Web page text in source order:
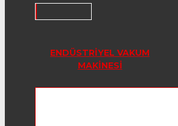
ENDÜSTRIYEL VAKUM
MAKINESI